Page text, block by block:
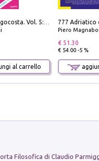
al carrello
Piero Magnabosco;
€ 51.30
€ 54.00 -5 %